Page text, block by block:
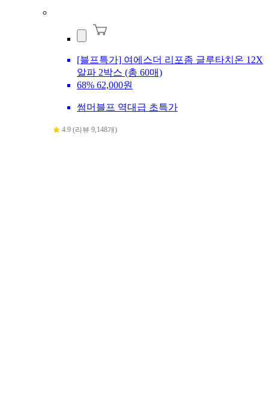
[블프특가] 여에스더 리포좀 글루타치온 12X
알파 2박스 (총 60매)
68% 62,000원
썸머블프 역대급 초특가
4.9 (리뷰 9,148개)